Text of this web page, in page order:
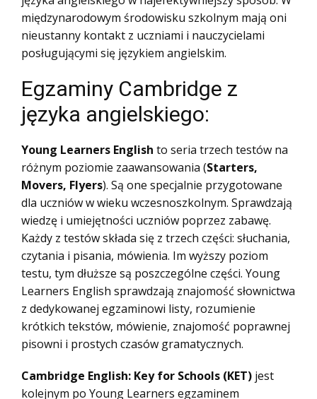
międzynarodowym środowisku szkolnym mają oni
nieustanny kontakt z uczniami i nauczycielami
posługującymi się językiem angielskim.
Egzaminy Cambridge z
języka angielskiego:
Young Learners English to seria trzech testów na
różnym poziomie zaawansowania (Starters,
Movers, Flyers). Są one specjalnie przygotowane
dla uczniów w wieku wczesnoszkolnym. Sprawdzają
wiedzę i umiejętności uczniów poprzez zabawę.
Każdy z testów składa się z trzech części: słuchania,
czytania i pisania, mówienia. Im wyższy poziom
testu, tym dłuższe są poszczególne części. Young
Learners English sprawdzają znajomość słownictwa
z dedykowanej egzaminowi listy, rozumienie
krótkich tekstów, mówienie, znajomość poprawnej
pisowni i prostych czasów gramatycznych.
Cambridge English: Key for Schools (KET) jest
kolejnym po Young Learners egzaminem